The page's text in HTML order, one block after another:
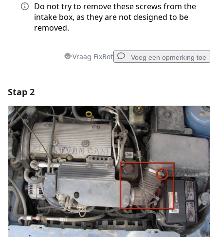
Do not try to remove these screws from the
intake box, as they are not designed to be
removed.
Vraag FixBot Voeg een opmerking toe
Voeg opmerking toe
Annuleren Plaats opmerking
Stap 2